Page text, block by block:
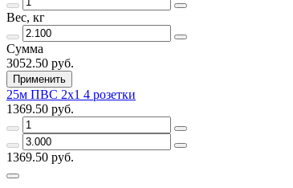
Вес, кг
Сумма
3052.50 руб.
Применить
25м ПВС 2х1 4 розетки
1369.50 руб.
1369.50 руб.